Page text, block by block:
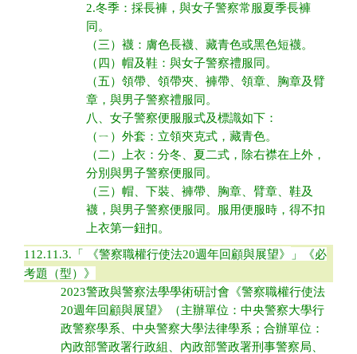
2.冬季：採長褲，與女子警察常服夏季長褲
同。
（三）襪：膚色長襪、藏青色或黑色短襪。
（四）帽及鞋：與女子警察禮服同。
（五）領帶、領帶夾、褲帶、領章、胸章及臂
章，與男子警察禮服同。
八、女子警察便服服式及標識如下：
（ㄧ）外套：立領夾克式，藏青色。
（二）上衣：分冬、夏二式，除右襟在上外，
分別與男子警察便服同。
（三）帽、下裝、褲帶、胸章、臂章、鞋及
襪，與男子警察便服同。服用便服時，得不扣
上衣第一鈕扣。
112.11.3. 「 《警察職權行使法20週年回顧與展望》 」
《必
考題（型）》
2023警政與警察法學學術研討會《警察職權行使法
20週年回顧與展望》（主辦單位：中央警察大學行
政警察學系、中央警察大學法律學系；合辦單位：
內政部警政署行政組、內政部警政署刑事警察局、